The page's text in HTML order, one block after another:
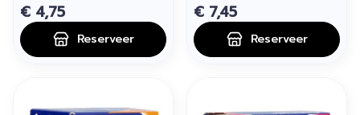
€ 4,75
Reserveer
€ 7,45
Reserveer